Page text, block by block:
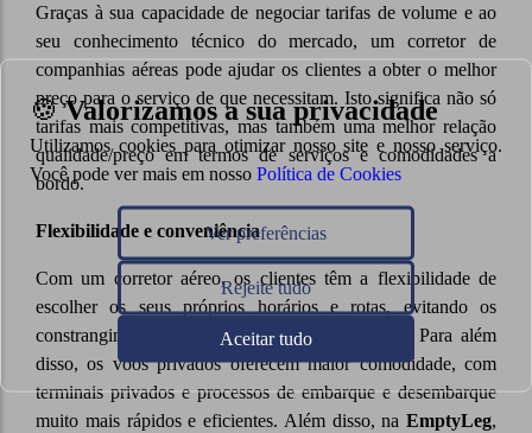
Graças à sua capacidade de negociar tarifas de volume e ao
seu conhecimento técnico do mercado, um corretor de
companhias aéreas pode ajudar os clientes a obter o melhor
preço para o serviço de que necessitam. Isto significa não só
tarifas mais competitivas, mas também uma melhor relação
qualidade/preço em termos de serviços e comodidades a
bordo.
Flexibilidade e conveniência
Com um corretor aéreo, os clientes têm a flexibilidade de
escolher os seus próprios horários e rotas, evitando os
constrangimentos dos voos comerciais regulares. Para além
disso, os voos privados oferecem maior comodidade, com
terminais privados e processos de embarque e desembarque
muito mais rápidos e eficientes. Além disso, na EmptyLeg,
🍪Valorizamos a sua privacidade
Utilizamos cookies para otimizar nosso site e nosso serviço.
Você pode ver mais em nosso Política de Cookies
Ver preferências
Rejeite tudo
Aceitar tudo